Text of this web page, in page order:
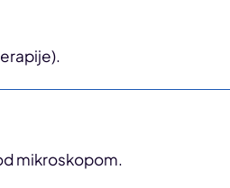
mikroskopom.